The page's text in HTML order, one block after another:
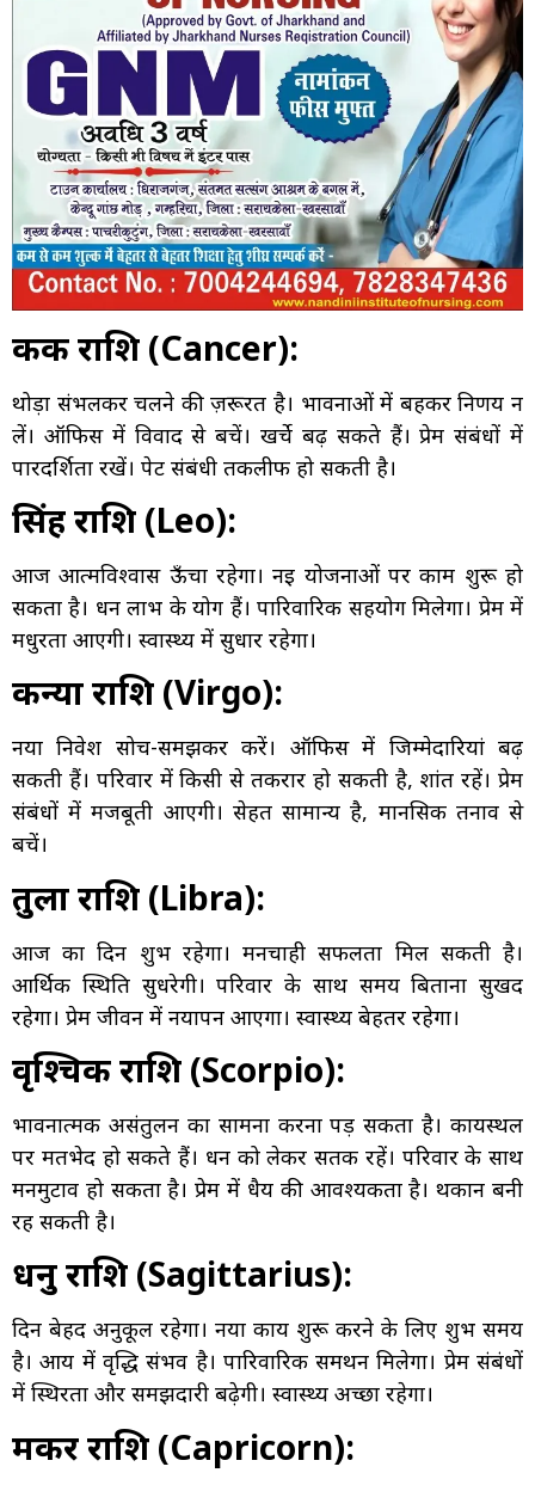
कर्क राशि (Cancer):
थोड़ा संभलकर चलने की ज़रूरत है। भावनाओं में बहकर निर्णय न
लें। ऑफिस में विवाद से बचें। खर्चे बढ़ सकते हैं। प्रेम संबंधों में
पारदर्शिता रखें। पेट संबंधी तकलीफ हो सकती है।
सिंह राशि (Leo):
आज आत्मविश्वास ऊँचा रहेगा। नई योजनाओं पर काम शुरू हो
सकता है। धन लाभ के योग हैं। पारिवारिक सहयोग मिलेगा। प्रेम में
मधुरता आएगी। स्वास्थ्य में सुधार रहेगा।
कन्या राशि (Virgo):
नया निवेश सोच-समझकर करें। ऑफिस में जिम्मेदारियां बढ़
सकती हैं। परिवार में किसी से तकरार हो सकती है, शांत रहें। प्रेम
संबंधों में मजबूती आएगी। सेहत सामान्य है, मानसिक तनाव से
बचें।
तुला राशि (Libra):
आज का दिन शुभ रहेगा। मनचाही सफलता मिल सकती है।
आर्थिक स्थिति सुधरेगी। परिवार के साथ समय बिताना सुखद
रहेगा। प्रेम जीवन में नयापन आएगा। स्वास्थ्य बेहतर रहेगा।
वृश्चिक राशि (Scorpio):
भावनात्मक असंतुलन का सामना करना पड़ सकता है। कार्यस्थल
पर मतभेद हो सकते हैं। धन को लेकर सतर्क रहें। परिवार के साथ
मनमुटाव हो सकता है। प्रेम में धैर्य की आवश्यकता है। थकान बनी
रह सकती है।
धनु राशि (Sagittarius):
दिन बेहद अनुकूल रहेगा। नया कार्य शुरू करने के लिए शुभ समय
है। आय में वृद्धि संभव है। पारिवारिक समर्थन मिलेगा। प्रेम संबंधों
में स्थिरता और समझदारी बढ़ेगी। स्वास्थ्य अच्छा रहेगा।
मकर राशि (Capricorn):